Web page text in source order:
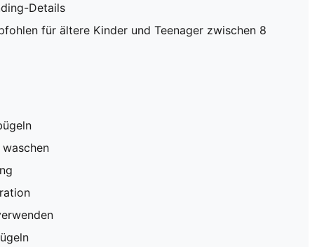
Details
für ältere Kinder und Teenager zwischen 8